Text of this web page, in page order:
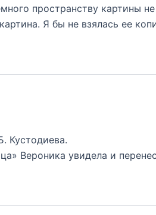
пространству картины
Я бы не взялась ее
Кустодиева.
Вероника увидела и